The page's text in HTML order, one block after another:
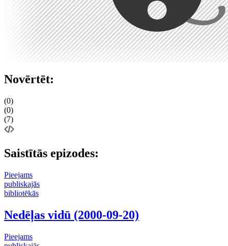
Novērtēt:
(0)
(0)
(7)
Saistītās epizodes:
Pieejams
publiskajās
bibliotēkās
Nedēļas vidū (2000-09-20)
Pieejams